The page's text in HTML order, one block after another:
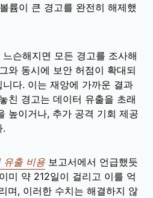
륨이 큰 경고를 완전히 해제했
슨해지면 모든 경고를 조사해
와 동시에 보안 허점이 확대되
다. 이는 재앙에 가까운 결과
친 경고는 데이터 유출을 초래
높이거나, 추가 공격 기회 제공
.
유출 비용 보고서에서 언급했듯
미 약 212일이 걸리고 이를 억
며, 이러한 수치는 해결하지 않